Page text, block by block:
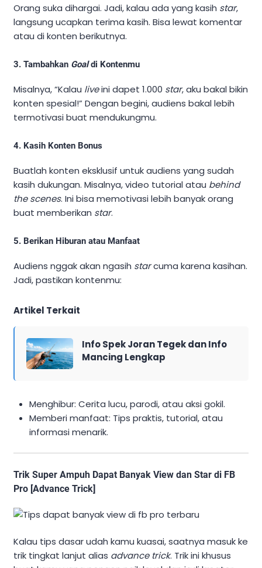
Orang suka dihargai. Jadi, kalau ada yang kasih star,
langsung ucapkan terima kasih. Bisa lewat komentar
atau di konten berikutnya.
3. Tambahkan Goaldi Kontenmu
Misalnya, “Kalau liveini dapet 1.000 star, aku bakal bikin
konten spesial!” Dengan begini, audiens bakal lebih
termotivasi buat mendukungmu.
4. Kasih Konten Bonus
Buatlah konten eksklusif untuk audiens yang sudah
kasih dukungan. Misalnya, video tutorial atau behind
the scenes. Ini bisa memotivasi lebih banyak orang
buat memberikan star.
5. Berikan Hiburan atau Manfaat
Audiens nggak akan ngasih starcuma karena kasihan.
Jadi, pastikan kontenmu:
Artikel Terkait
Info Spek Joran Tegek dan Info
Mancing Lengkap
Menghibur: Cerita lucu, parodi, atau aksi gokil.
Memberi manfaat: Tips praktis, tutorial, atau
informasi menarik.
Trik Super Ampuh Dapat Banyak View dan Star di FB
Pro [Advance Trick]
Kalau tips dasar udah kamu kuasai, saatnya masuk ke
trik tingkat lanjut alias advance trick. Trik ini khusus